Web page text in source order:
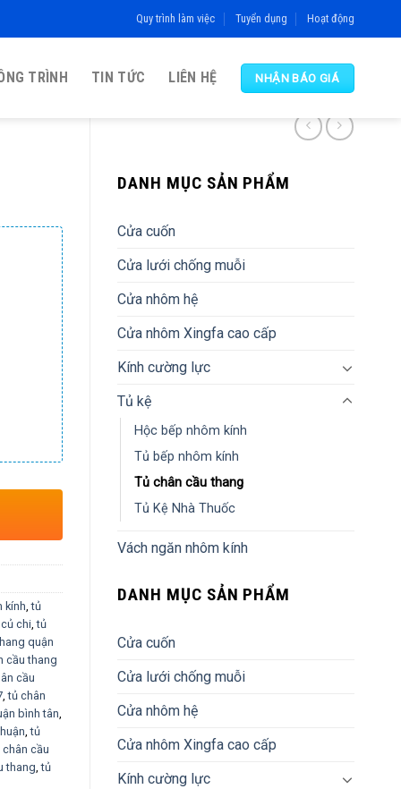
Quy trình làm việc Tuyển dụng Hoạt động
TRÌNH TIN TỨC LIÊN HỆ NHẬN BÁO GIÁ
DANH MỤC SẢN PHẨM
Cửa cuốn
Cửa lưới chống muỗi
Cửa nhôm hệ
Cửa nhôm Xingfa cao cấp
Kính cường lực
Tủ kệ
Hộc bếp nhôm kính
Tủ bếp nhôm kính
Tủ chân cầu thang
Tủ Kệ Nhà Thuốc
Vách ngăn nhôm kính
DANH MỤC SẢN PHẨM
Cửa cuốn
Cửa lưới chống muỗi
Cửa nhôm hệ
Cửa nhôm Xingfa cao cấp
Kính cường lực
kính ,tủ
chi ,tủ
quận
cầu thang
cầu
,tủ chân
bình tân
,tủ
chân cầu
thang ,tủ